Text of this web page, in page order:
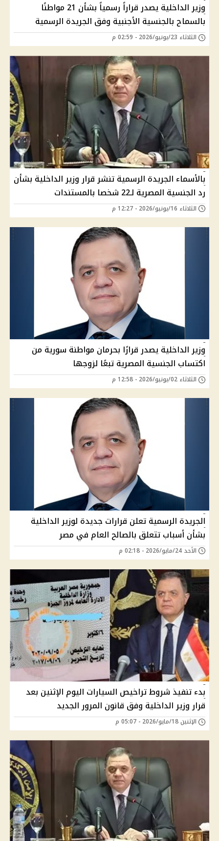
وزير الداخلية يصدر قراراً رسمياً بشأن 21 مواطنًا
بالسماح بالجنسية الأجنبية وفق الجريدة الرسمية
الثلاثاء 23/يونيو/2026 - 02:59 م
بالأسماء الجريدة الرسمية تنشر قرار وزير الداخلية بشأن
رد الجنسية المصرية لـ22 شخصا بالمستندات
الثلاثاء 16/يونيو/2026 - 12:27 م
وزير الداخلية يصدر قرارًا بحرمان مواطنة سورية من
اكتساب الجنسية المصرية تبعًا لزوجها
الثلاثاء 02/يونيو/2026 - 12:58 م
الجريدة الرسمية تعلن قرارات جديدة لوزير الداخلية
بشأن أسباب تتعلق بالصالح العام في مصر
الأحد 24/مايو/2026 - 02:18 م
بدء تنفيذ شروط تراخيص السيارات اليوم الإثنين بعد
قرار وزير الداخلية وفق قانون المرور الجديد
الإثنين 18/مايو/2026 - 05:07 م